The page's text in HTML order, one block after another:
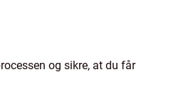
og sikre, at du får